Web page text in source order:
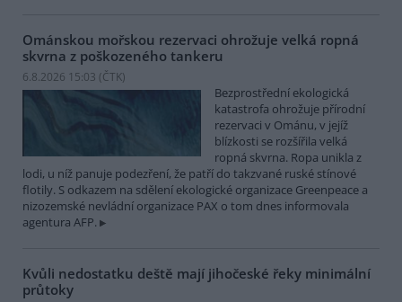
Ománskou mořskou rezervaci ohrožuje velká ropná
skvrna z poškozeného tankeru
6.8.2026 15:03 (ČTK)
Bezprostřední ekologická
katastrofa ohrožuje přírodní
rezervaci v Ománu, v jejíž
blízkosti se rozšířila velká
ropná skvrna. Ropa unikla z
lodi, u níž panuje podezření, že patří do takzvané ruské stínové
flotily. S odkazem na sdělení ekologické organizace Greenpeace a
nizozemské nevládní organizace PAX o tom dnes informovala
agentura AFP.
Kvůli nedostatku deště mají jihočeské řeky minimální
průtoky